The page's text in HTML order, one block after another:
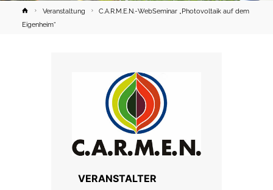
HomeVeranstaltung
C.A.R.M.E.N.-WebSeminar „Photovoltaik auf dem
Eigenheim“
VERANSTALTER